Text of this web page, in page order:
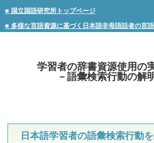
■ 国立国語研究所トップページ
■ 多様な言語資源に基づく日本語非母語話者の言
学習者の辞書資源使用の
－語彙検索行動の解
日本語学習者の語彙検索行動